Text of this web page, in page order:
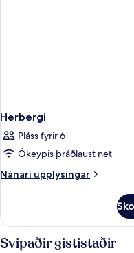
Herbergi
Pláss fyrir 6
Ókeypis þráðlaust net
Nánari upplýsingar
Nánari
Svipaðir gististaðir